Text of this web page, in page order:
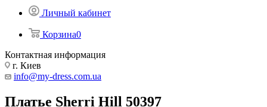
Личный кабинет
Корзина0
Контактная информация
г. Киев
info@my-dress.com.ua
Платье Sherri Hill 50397